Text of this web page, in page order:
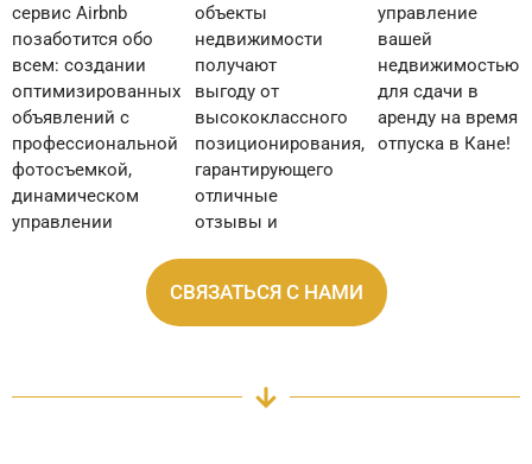
сервис Airbnb
позаботится обо
всем: создании
оптимизированных
объявлений с
профессиональной
фотосъемкой,
динамическом
управлении
объекты
недвижимости
получают
выгоду от
высококлассного
позиционирования,
гарантирующего
отличные
отзывы и
управление
вашей
недвижимостью
для сдачи в
аренду на время
отпуска в Кане!
СВЯЗАТЬСЯ С НАМИ